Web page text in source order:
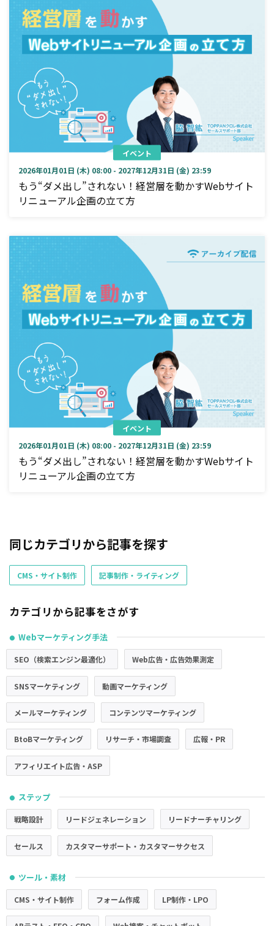
イベント
2026年01月01日 (木) 08:00 - 2027年12月31日 (金) 23:59
もう“ダメ出し”されない！経営層を動かすWebサイト
リニューアル企画の立て方
イベント
2026年01月01日 (木) 08:00 - 2027年12月31日 (金) 23:59
もう“ダメ出し”されない！経営層を動かすWebサイト
リニューアル企画の立て方
同じカテゴリから記事を探す
CMS・サイト制作 記事制作・ライティング
カテゴリから記事をさがす
● Webマーケティング手法
SEO（検索エンジン最適化） Web広告・広告効果測定
SNSマーケティング 動画マーケティング
メールマーケティング コンテンツマーケティング
BtoBマーケティング リサーチ・市場調査 広報・PR
アフィリエイト広告・ASP
● ステップ
戦略設計 リードジェネレーション リードナーチャリング
セールス カスタマーサポート・カスタマーサクセス
● ツール・素材
CMS・サイト制作 フォーム作成 LP制作・LPO